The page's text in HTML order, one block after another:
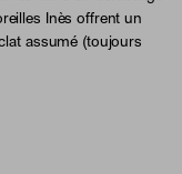
Inès offrent un
assumé (toujours